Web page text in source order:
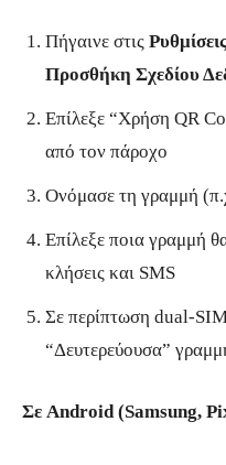
Πήγαινε στις
Προσθήκη Σχεδίου
Επίλεξε “Χρήση QR
από τον πάροχο
Ονόμασε τη γραμμή
Επίλεξε ποια γραμμή
κλήσεις και SMS
Σε περίπτωση dual-
“Δευτερεύουσα”
Σε Android (Samsung,